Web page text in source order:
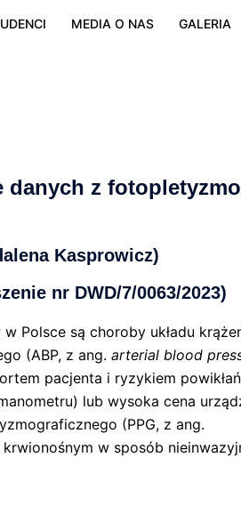
MEDIA O NAS GALERIA
danych z
Kasprowicz)
nr DWD/7/0063/2023)
Polsce są choroby układu
(ABP, z ang. arterial blood
pacjenta i ryzykiem
lub wysoka cena
(PPG, z ang.
w sposób